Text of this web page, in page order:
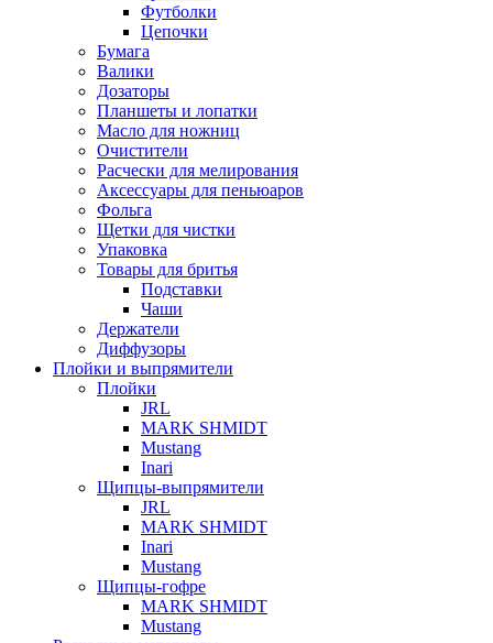
Футболки
Цепочки
Бумага
Валики
Дозаторы
Планшеты и лопатки
Масло для ножниц
Очистители
Расчески для мелирования
Аксессуары для пеньюаров
Фольга
Щетки для чистки
Упаковка
Товары для бритья
Подставки
Чаши
Держатели
Диффузоры
Плойки и выпрямители
Плойки
JRL
MARK SHMIDT
Mustang
Inari
Щипцы-выпрямители
JRL
MARK SHMIDT
Inari
Mustang
Щипцы-гофре
MARK SHMIDT
Mustang